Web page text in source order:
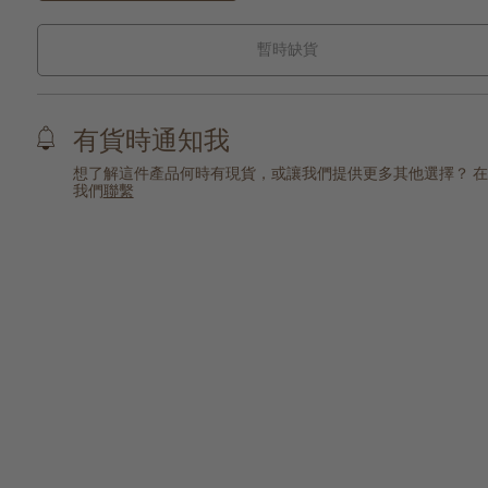
暫時缺貨
有貨時通知我
想了解這件產品何時有現貨，或讓我們提供更多其他選擇？
我們聯繫